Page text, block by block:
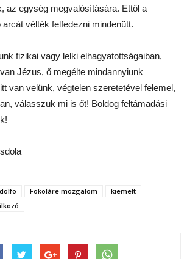
az egység megvalósítására. Ettől a
arcát vélték felfedezni mindenütt.
fizikai vagy lelki elhagyatottságaiban,
Jézus, ő megélte mindannyiunk
van velünk, végtelen szeretetével felemel,
válasszuk mi is őt! Boldog feltámadási
Fokoláre mozgalom
kiemelt